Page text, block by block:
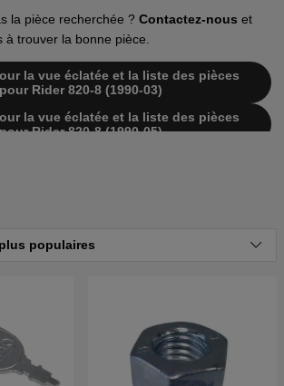
la pièce recherchée ? Contactez-nous et
à trouver la bonne pièce.
la vue éclatée et la liste des pièces
pour Rider 820-8 (1990-03)
la vue éclatée et la liste des pièces
pour Rider 820-8 (1990-05)
populaires